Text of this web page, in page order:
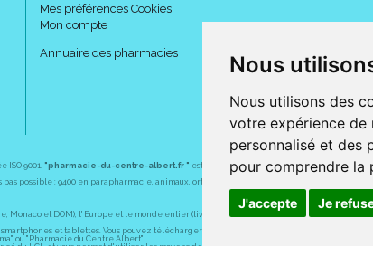
Nous
Nous utilisons des
votre expérience de
personnalisé et des
pour comprendre la
J'accepte Je
Mes préférences Cookies
Mon compte
Annuaire des pharmacies
9001. "pharmacie-du-centre-albert.fr " est le site internet de l a pharmacie du
possible : 9400 en parapharmacie, animaux, orthopédie, matériel médical. 1700 en
et DOM), l' Europe et le monde entier (livraison assuré par Colissimo et ses
et tablettes. Vous pouvez télécharger gratuitement l' application sur l' AppStore
ou "Pharmacie du Centre Albert".
du LCL et vous permet d' utiliser les moyens de paiement suivants : CB, Visa, MasterCard,